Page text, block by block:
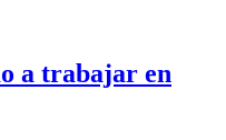
a trabajar en